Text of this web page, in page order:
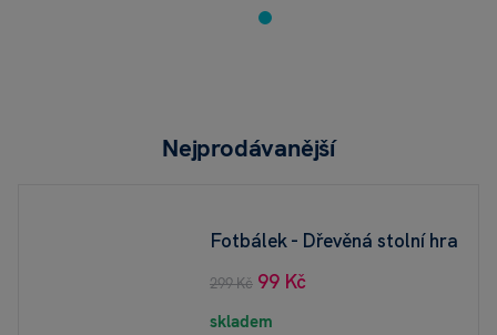
Nejprodávanější
Fotbálek - Dřevěná stolní hra
skladem
299 Kč 99 Kč